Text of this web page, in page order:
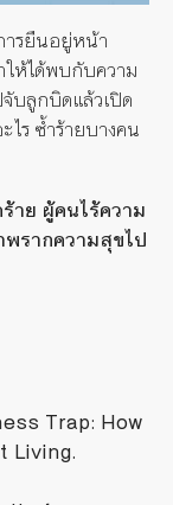
ารยืนอยู่หน้า
ให้ได้พบกับความ
บลูกบิดแล้วเปิด
ร ซ้ำร้ายบางคน
าย ผู้คนไร้ความ
รากความสุขไป
Trap: How
Living.